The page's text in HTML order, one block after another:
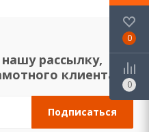
рассылку,
клиента!
0
0